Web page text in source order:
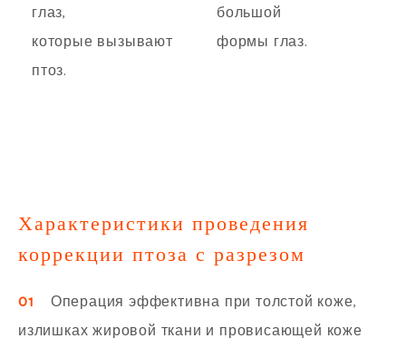
глаз,
которые вызывают
птоз.
большой
формы глаз.
Характеристики проведения
коррекции птоза с разрезом
01 Операция эффективна при толстой коже,
излишках жировой ткани и провисающей коже